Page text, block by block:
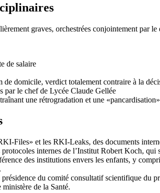
graves, orchestrées conjointement par
de salaire
de domicile, verdict totalement contraire à la
par le chef de Lycée Claude Gellée
une rétrogradation et une
Files» et les RKI-Leaks, des documents
internes de l’Institut Robert Koch,
des institutions envers les enfants, y
du comité consultatif scientifique du
ministère de la Santé.